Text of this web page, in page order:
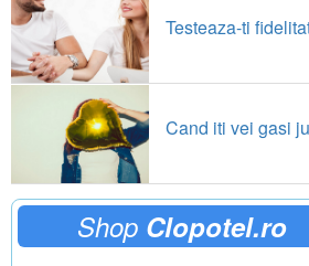
Testeaza-ti
Cand iti vei gasi
Shop Clopotel.ro